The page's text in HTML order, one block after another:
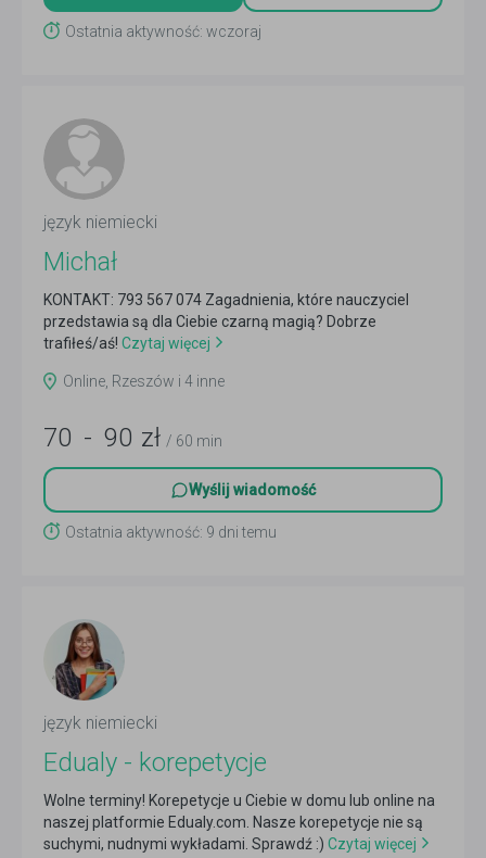
Ostatnia aktywność: wczoraj
język niemiecki
Michał
KONTAKT: 793 567 074 Zagadnienia, które nauczyciel
przedstawia są dla Ciebie czarną magią? Dobrze
trafiłeś/aś! Czytaj więcej
Online, Rzeszów i 4 inne
70 - 90 zł / 60 min
Wyślij wiadomość
Ostatnia aktywność: 9 dni temu
język niemiecki
Edualy - korepetycje
Wolne terminy! Korepetycje u Ciebie w domu lub online na
naszej platformie Edualy.com. Nasze korepetycje nie są
suchymi, nudnymi wykładami. Sprawdź :) Czytaj więcej